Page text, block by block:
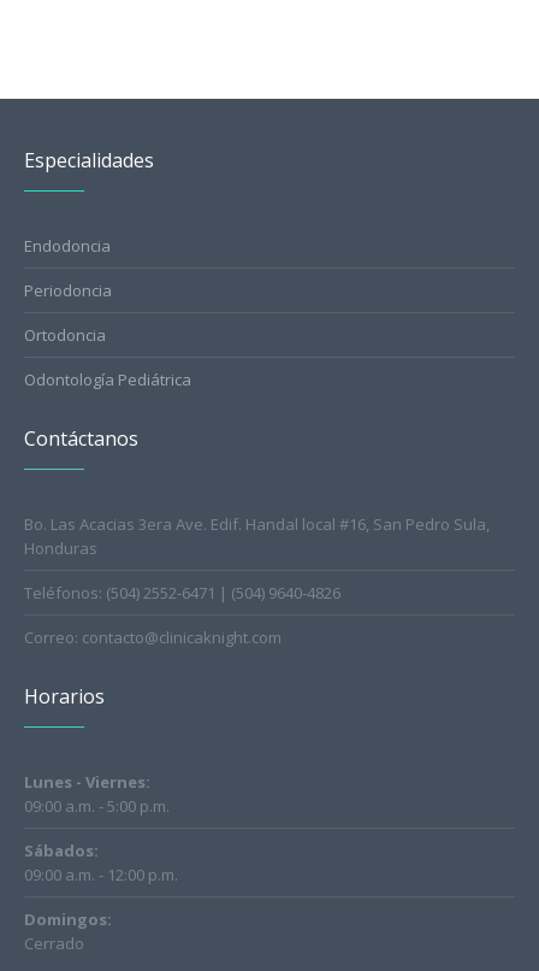
Especialidades
Endodoncia
Periodoncia
Ortodoncia
Odontología Pediátrica
Contáctanos
Bo. Las Acacias 3era Ave. Edif. Handal local #16, San Pedro Sula,
Honduras
Teléfonos: (504) 2552-6471 | (504) 9640-4826
Correo: contacto@clinicaknight.com
Horarios
Lunes - Viernes:
09:00 a.m. - 5:00 p.m.
Sábados:
09:00 a.m. - 12:00 p.m.
Domingos:
Cerrado